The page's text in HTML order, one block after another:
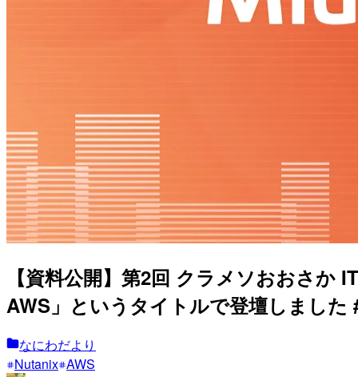
【資料公開】第2回 クラメソおおさ
AWS」というタイトルで登壇しまし
なにわだより
Nutanix AWS